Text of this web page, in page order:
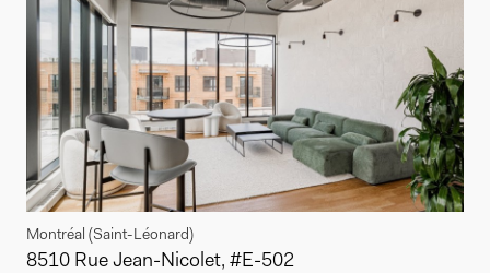
Montréal (Saint-Léonard)
8510 Rue Jean-Nicolet, #E-502